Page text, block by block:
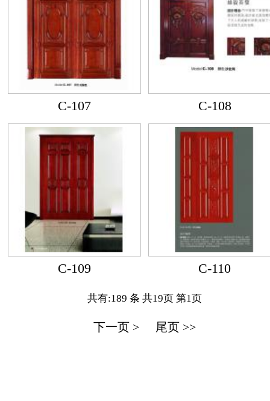
C-107 C-108
C-109 C-110
共有:189 条 共19页 第1页
下一页 > 尾页 >>